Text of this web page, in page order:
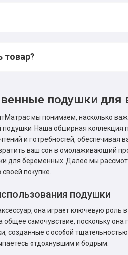
товар?
подушки для
мы понимаем, насколько
подушки. Наша обширная
и потребностей, обеспечивая
ваш сон в омолаживающий
для беременных. Далее мы
покупке.
подушки
она играет ключевую
общее самочувствие, поскольку
созданные с особой
отдохнувшим и бодрым.